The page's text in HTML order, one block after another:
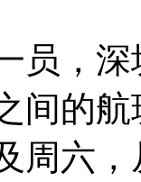
员，
间的
周六